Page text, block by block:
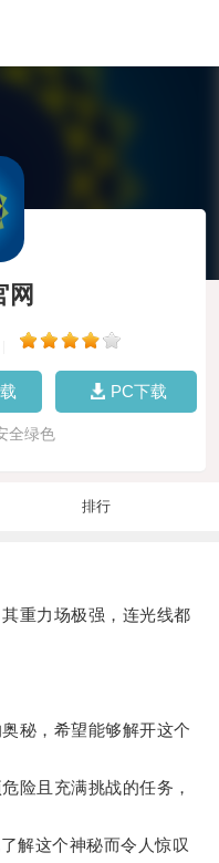
网
PC下载
全绿色
排行
重力场极强，连光线都
秘，希望能够解开这个
且充满挑战的任务，
这个神秘而令人惊叹